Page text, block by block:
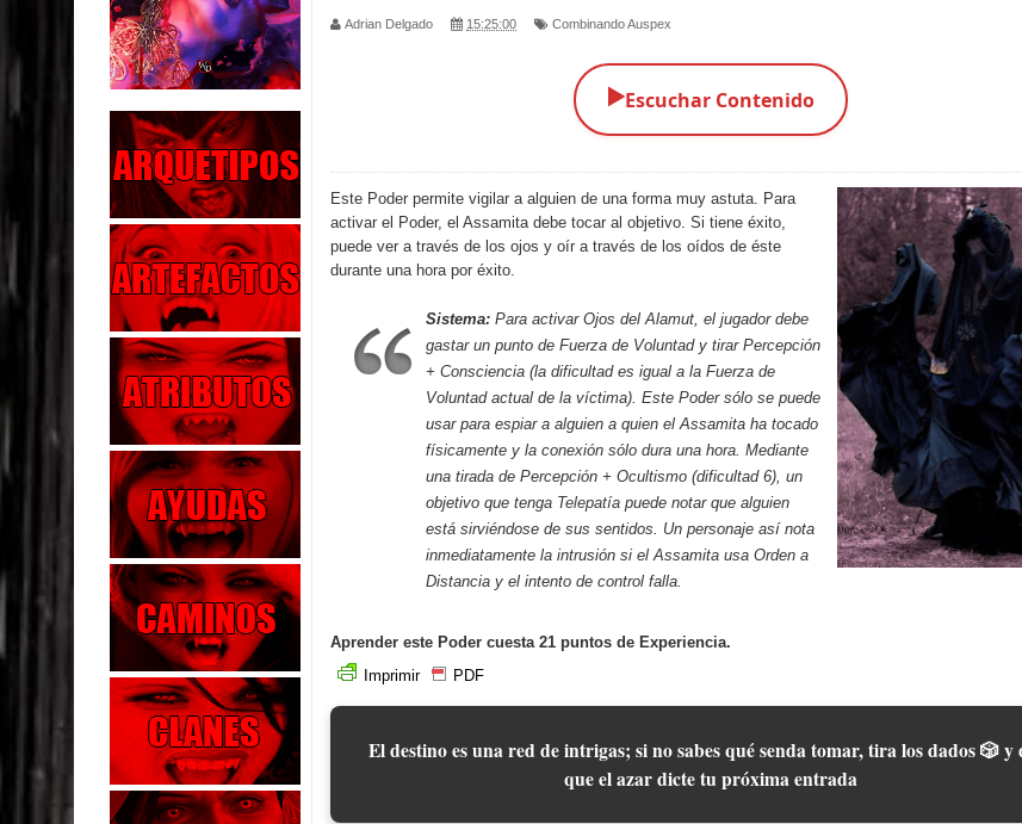
Parte 02: Los Muertos Gobiernan a los Vivos
Parte 01: Escondido a Plena Luz
Parte 02: El Enemigo de mi Enemigo
Parte 06: Coletazos
Parte 05: Los Horrores del Infierno
Parte 04: Oídos Sordos
Parte 03: La Traición
Parte 02: Vuelve el Hijo Prodigo
Parte 03: Reflexiones
Adrian Delgado 15:25:00 Combinando Auspex
▶️Escuchar Contenido
Este Poder permite vigilar a alguien de una forma muy astuta. Para
activar el Poder, el Assamita debe tocar al objetivo. Si tiene éxito,
puede ver a través de los ojos y oír a través de los oídos de éste
durante una hora por éxito.
Sistema: Para activar Ojos del Alamut, el jugador debe
gastar un punto de Fuerza de Voluntad y tirar Percepción
+ Consciencia (la dificultad es igual a la Fuerza de
Voluntad actual de la víctima). Este Poder sólo se puede
usar para espiar a alguien a quien el Assamita ha tocado
físicamente y la conexión sólo dura una hora. Mediante
una tirada de Percepción + Ocultismo (dificultad 6), un
objetivo que tenga Telepatía puede notar que alguien
está sirviéndose de sus sentidos. Un personaje así nota
inmediatamente la intrusión si el Assamita usa Orden a
Distancia y el intento de control falla.
Aprender este Poder cuesta 21 puntos de Experiencia.
Imprimir
PDF
El destino es una red de intrigas; si no sabes qué senda tomar, tira los dados 🎲 y
que el azar dicte tu próxima entrada